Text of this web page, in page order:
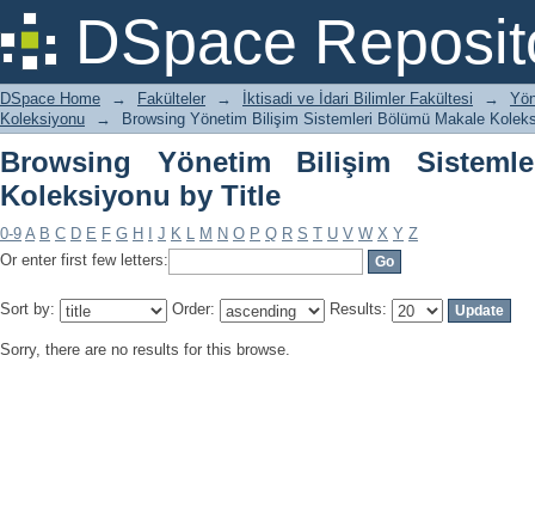
DSpace
Browsing Yönetim Bilişim Sistemleri
DSpace Home → Fakülteler → İktisadi ve İdari Bilimler Fakültesi →
Koleksiyonu
→ Browsing Yönetim Bilişim Sistemleri Bölümü Makale
Browsing Yönetim Bilişim
Koleksiyonu by Title
0-9 A B C D E F G H J K L M N O P Q R S T U V W X Y Z
Or enter first few letters:
Sort by: Order: Results:
Sorry, there are no results for this browse.